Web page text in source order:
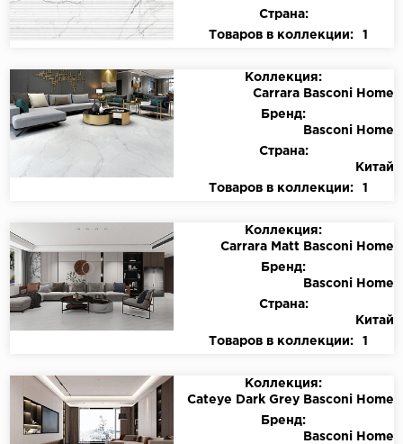
Страна:
Товаров в коллекции:
1
Коллекция:
Carrara Basconi Home
Бренд:
Basconi Home
Страна:
Китай
Товаров в коллекции:
1
Коллекция:
Carrara Matt Basconi Home
Бренд:
Basconi Home
Страна:
Китай
Товаров в коллекции:
1
Коллекция:
Cateye Dark Grey Basconi Home
Бренд:
Basconi Home